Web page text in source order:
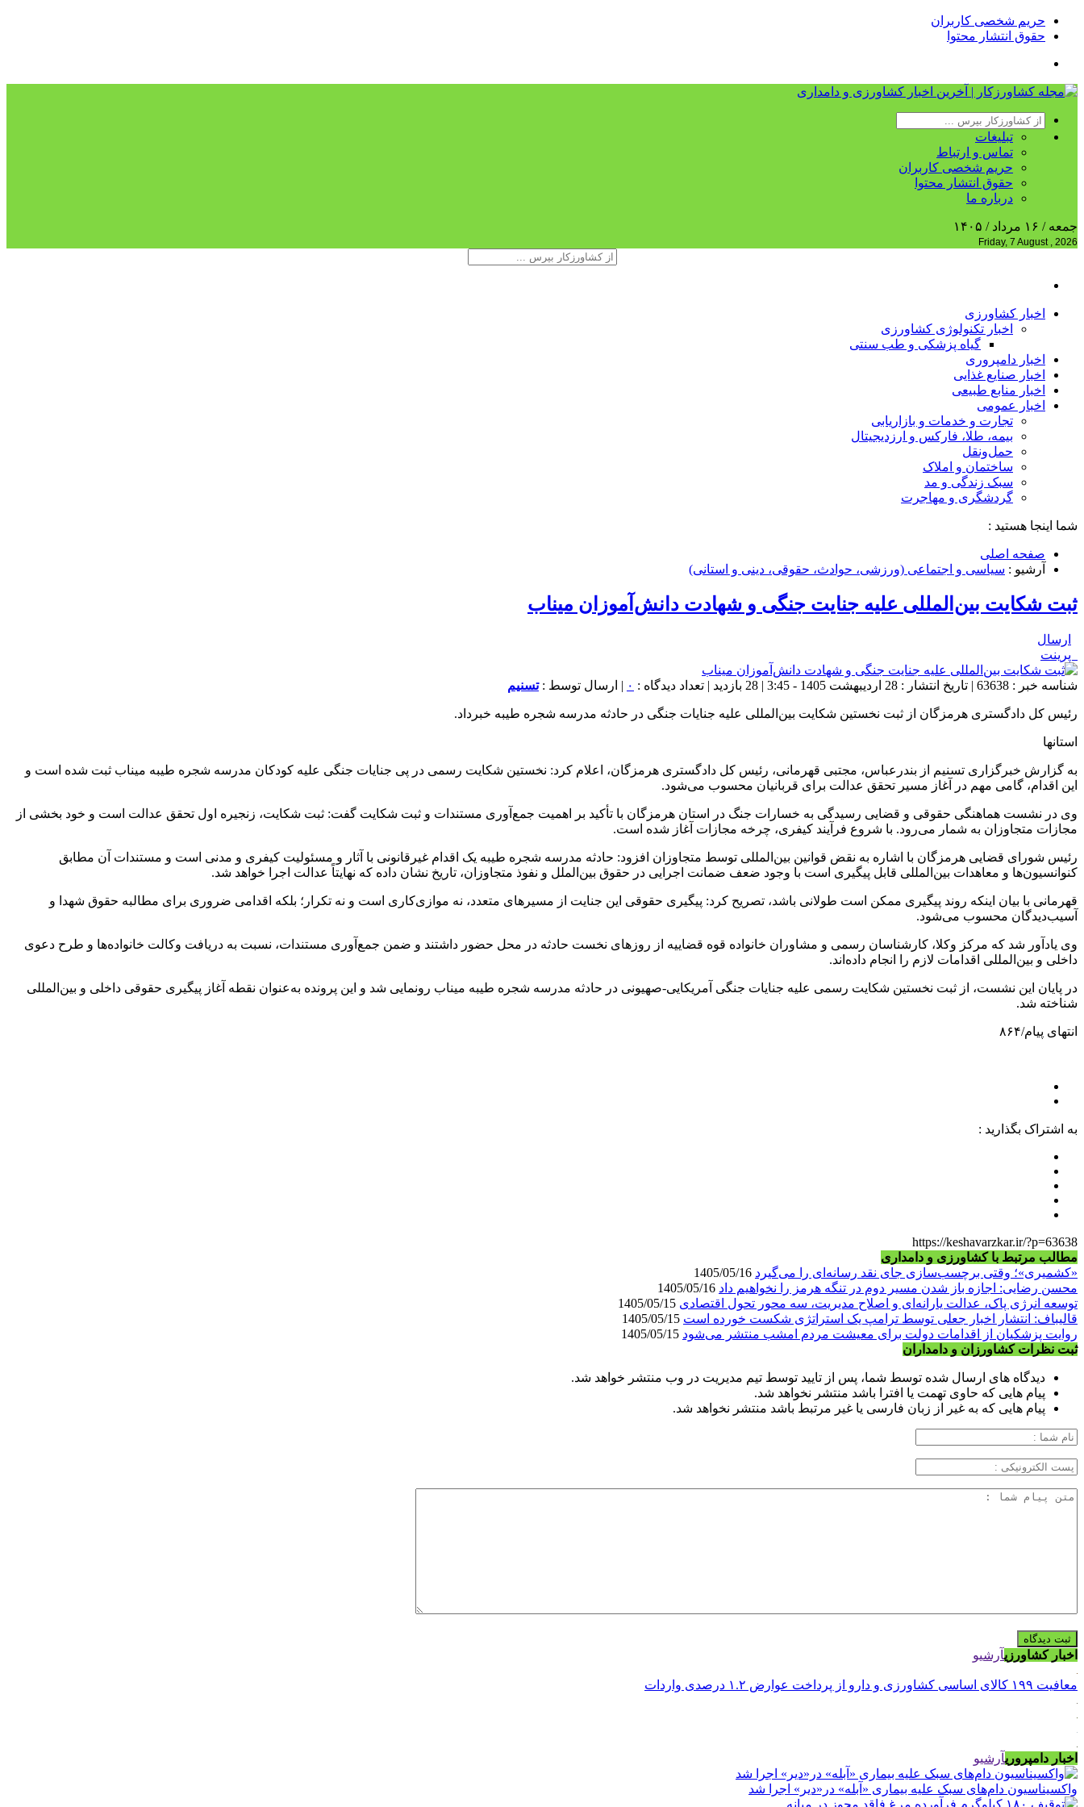
حریم شخصی کاربران
حقوق انتشار محتوا
تبلیغات
تماس و ارتباط
حریم شخصی کاربران
حقوق انتشار محتوا
درباره ما
جمعه / ۱۶ مرداد / ۱۴۰۵
Friday, 7 August , 2026
اخبار کشاورزی
اخبار تکنولوژی کشاورزی
گیاه پزشکی و طب سنتی
اخبار دامپروری
اخبار صنایع غذایی
اخبار منابع طبیعی
اخبار عمومی
تجارت و خدمات و بازاریابی
بیمه، طلا، فارکس و ارزدیجیتال
حمل‌و‌نقل
ساختمان و املاک
سبک زندگی و مد
گردشگری و مهاجرت
شما اینجا هستید :
صفحه اصلی
آرشیو : سیاسی و اجتماعی (ورزشی، حوادث، حقوقی، دینی و استانی)
ثبت شکایت بین‌المللی علیه جنایت جنگی و شهادت دانش‌آموزان میناب
ارسال
پرینت
شناسه خبر : 63638 | تاریخ انتشار : 28 اردیبهشت 1405 - 3:45 | 28 بازدید | تعداد دیدگاه : ۰ | ارسال توسط :تسنیم
رئیس کل دادگستری هرمزگان از ثبت نخستین شکایت بین‌المللی علیه جنایات جنگی در حادثه مدرسه شجره طیبه خبرداد.
استانها
به گزارش خبرگزاری تسنیم از بندرعباس، مجتبی قهرمانی، رئیس کل دادگستری هرمزگان، اعلام کرد: نخستین شکایت رسمی در پی جنایات جنگی علیه کودکان مدرسه شجره طیبه میناب ثبت شده است و
این اقدام، گامی مهم در آغاز مسیر تحقق عدالت برای قربانیان محسوب می‌شود.
وی در نشست هماهنگی حقوقی و قضایی رسیدگی به خسارات جنگ در استان هرمزگان با تأکید بر اهمیت جمع‌آوری مستندات و ثبت شکایت گفت: ثبت شکایت، زنجیره اول تحقق عدالت است و خود بخشی از
مجازات متجاوزان به شمار می‌رود. با شروع فرآیند کیفری، چرخه مجازات آغاز شده است.
رئیس شورای قضایی هرمزگان با اشاره به نقض قوانین بین‌المللی توسط متجاوزان افزود: حادثه مدرسه شجره طیبه یک اقدام غیرقانونی با آثار و مسئولیت کیفری و مدنی است و مستندات آن مطابق
کنوانسیون‌ها و معاهدات بین‌المللی قابل پیگیری است با وجود ضعف ضمانت اجرایی در حقوق بین‌الملل و نفوذ متجاوزان، تاریخ نشان داده که نهایتاً عدالت اجرا خواهد شد.
قهرمانی با بیان اینکه روند پیگیری ممکن است طولانی باشد، تصریح کرد: پیگیری حقوقی این جنایت از مسیرهای متعدد، نه موازی‌کاری است و نه تکرار؛ بلکه اقدامی ضروری برای مطالبه حقوق شهدا و
آسیب‌دیدگان محسوب می‌شود.
وی یادآور شد که مرکز وکلا، کارشناسان رسمی و مشاوران خانواده قوه قضاییه از روزهای نخست حادثه در محل حضور داشتند و ضمن جمع‌آوری مستندات، نسبت به دریافت وکالت خانواده‌ها و طرح دعوی
داخلی و بین‌المللی اقدامات لازم را انجام داده‌اند.
در پایان این نشست، از ثبت نخستین شکایت رسمی علیه جنایات جنگی آمریکایی-صهیونی در حادثه مدرسه شجره طیبه میناب رونمایی شد و این پرونده به‌عنوان نقطه آغاز پیگیری حقوقی داخلی و بین‌المللی
شناخته شد.
انتهای پیام/۸۶۴
به اشتراک بگذارید :
https://keshavarzkar.ir/?p=63638
مطالب مرتبط با کشاورزی و دامداری
«کشمیری»؛ وقتی برچسب‌سازی جای نقد رسانه‌ای را می‌گیرد
محسن رضایی: اجازه باز شدن مسیر دوم در تنگه هرمز را نخواهیم داد
توسعه انرژی پاک، عدالت یارانه‌ای و اصلاح مدیریت، سه محور تحول اقتصادی
قالیباف: انتشار اخبار جعلی توسط ترامپ یک استراتژی شکست خورده است
روایت پزشکیان از اقدامات دولت برای معیشت مردم امشب منتشر می‌شود
ثبت نظرات کشاورزان و دامداران
دیدگاه های ارسال شده توسط شما، پس از تایید توسط تیم مدیریت در وب منتشر خواهد شد.
پیام هایی که حاوی تهمت یا افترا باشد منتشر نخواهد شد.
پیام هایی که به غیر از زبان فارسی یا غیر مرتبط باشد منتشر نخواهد شد.
اخبار کشاورزیآرشیو
معافیت ۱۹۹ کالای اساسی کشاورزی و دارو از پرداخت عوارض ۱.۲ درصدی واردات
اخبار دامپروریآرشیو
واکسیناسیون دام‌های سبک علیه بیماری «آبله» در«دیر» اجرا شد